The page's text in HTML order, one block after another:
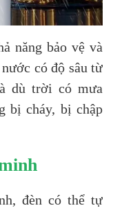
năng bảo vệ và
có độ sâu từ
dù trời có mưa
bị cháy, bị chập
đèn có thể tự